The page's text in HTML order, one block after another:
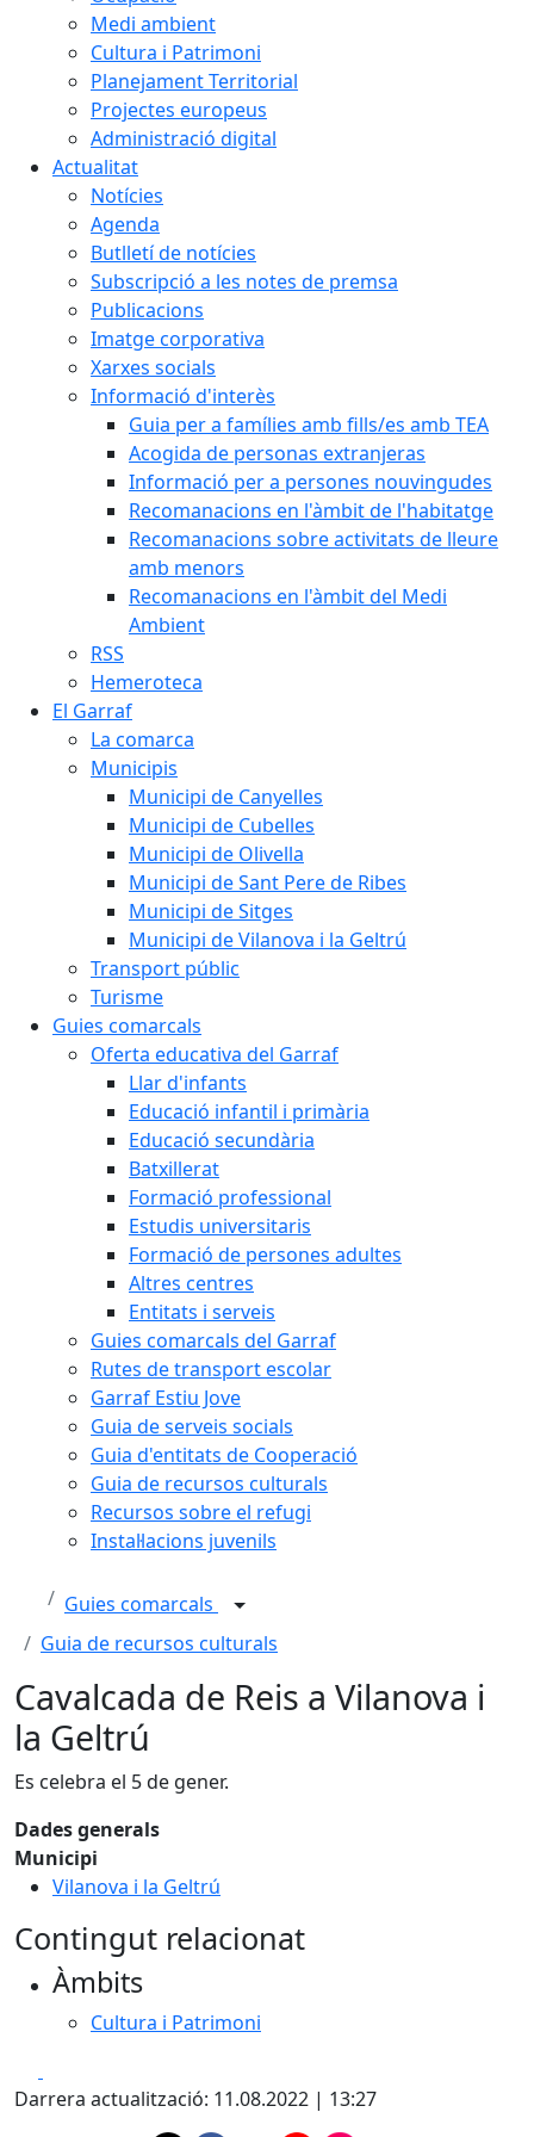
Medi ambient
Cultura i Patrimoni
Planejament Territorial
Projectes europeus
Administració digital
Actualitat
Notícies
Agenda
Butlletí de notícies
Subscripció a les notes de premsa
Publicacions
Imatge corporativa
Xarxes socials
Informació d'interès
Guia per a famílies amb fills/es amb TEA
Acogida de personas extranjeras
Informació per a persones nouvingudes
Recomanacions en l'àmbit de l'habitatge
Recomanacions sobre activitats de lleure
amb menors
Recomanacions en l'àmbit del Medi
Ambient
RSS
Hemeroteca
El Garraf
La comarca
Municipis
Municipi de Canyelles
Municipi de Cubelles
Municipi de Olivella
Municipi de Sant Pere de Ribes
Municipi de Sitges
Municipi de Vilanova i la Geltrú
Transport públic
Turisme
Guies comarcals
Oferta educativa del Garraf
Llar d'infants
Educació infantil i primària
Educació secundària
Batxillerat
Formació professional
Estudis universitaris
Formació de persones adultes
Altres centres
Entitats i serveis
Guies comarcals del Garraf
Rutes de transport escolar
Garraf Estiu Jove
Guia de serveis socials
Guia d'entitats de Cooperació
Guia de recursos culturals
Recursos sobre el refugi
Instal·lacions juvenils
Guies comarcals
Guia de recursos culturals
Cavalcada de Reis a Vilanova i
la Geltrú
Es celebra el 5 de gener.
Dades generals
Municipi
Vilanova i la Geltrú
Contingut relacionat
Àmbits
Cultura i Patrimoni
Darrera actualització: 11.08.2022 | 13:27